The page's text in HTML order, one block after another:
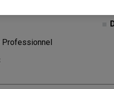
Professionnel